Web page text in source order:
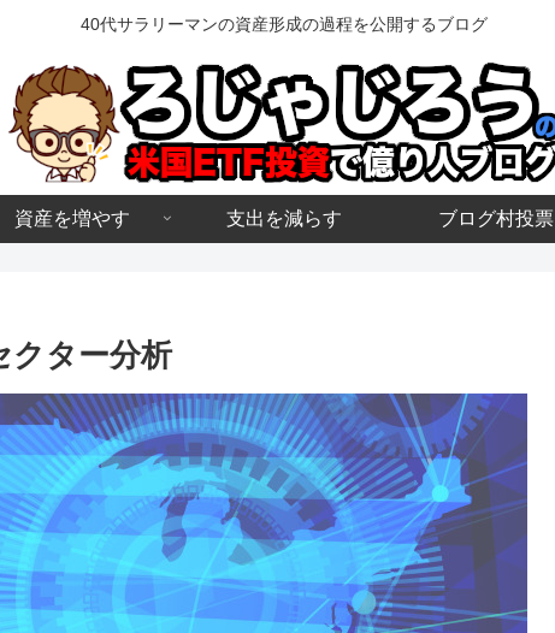
40代サラリーマンの資産形成の過程を公開するブログ
資産を増やす 支出を減らす ブログ村投票
クター分析